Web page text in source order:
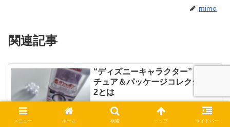
mimo
関連記事
“ディズニーキャラクター” ミニ
チュア＆パッケージコレクション
2とは
パッケージコレクション2は、“ディズニ
ーキャラクター”のパッケージ入りミニチ
メニュー ホーム 検索 トップ サイドバー